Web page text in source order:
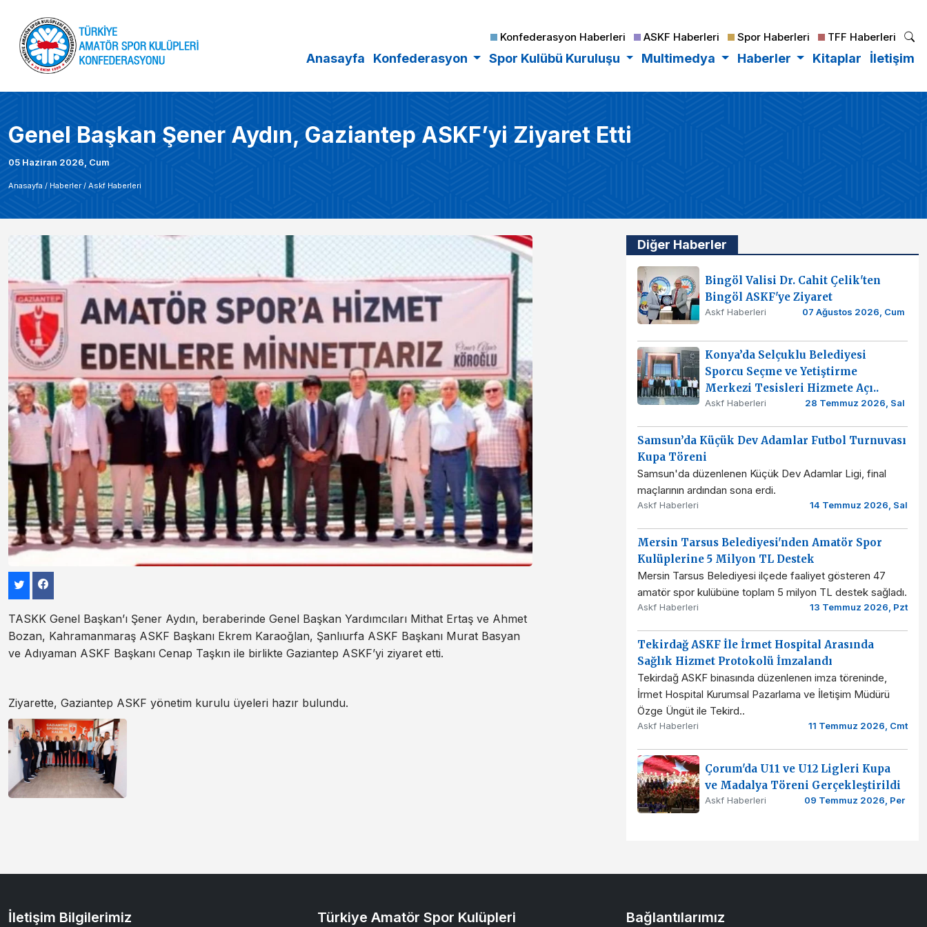
Konfederasyon Haberleri ASKF Haberleri Spor Haberleri TFF Haberleri
Anasayfa Konfederasyon Spor Kulübü Kuruluşu Multimedya Haberler Kitaplar İletişim
Genel Başkan Şener Aydın, Gaziantep ASKF’yi Ziyaret Etti
05 Haziran 2026, Cum
Anasayfa / Haberler/ Askf Haberleri
TASKK Genel Başkan’ı Şener Aydın, beraberinde Genel Başkan Yardımcıları Mithat Ertaş ve Ahmet
Bozan, Kahramanmaraş ASKF Başkanı Ekrem Karaoğlan, Şanlıurfa ASKF Başkanı Murat Basyan
ve Adıyaman ASKF Başkanı Cenap Taşkın ile birlikte Gaziantep ASKF’yi ziyaret etti.
Ziyarette, Gaziantep ASKF yönetim kurulu üyeleri hazır bulundu.
Diğer Haberler
Bingöl Valisi Dr. Cahit Çelik'ten
Bingöl ASKF'ye Ziyaret
Askf Haberleri 07 Ağustos 2026, Cum
Konya’da Selçuklu Belediyesi
Sporcu Seçme ve Yetiştirme
Merkezi Tesisleri Hizmete Açı..
Askf Haberleri 28 Temmuz 2026, Sal
Samsun’da Küçük Dev Adamlar Futbol Turnuvası
Kupa Töreni
Samsun'da düzenlenen Küçük Dev Adamlar Ligi, final
maçlarının ardından sona erdi.
Askf Haberleri 14 Temmuz 2026, Sal
Mersin Tarsus Belediyesi'nden Amatör Spor
Kulüplerine 5 Milyon TL Destek
Mersin Tarsus Belediyesi ilçede faaliyet gösteren 47
amatör spor kulübüne toplam 5 milyon TL destek sağladı.
Askf Haberleri 13 Temmuz 2026, Pzt
Tekirdağ ASKF İle İrmet Hospital Arasında
Sağlık Hizmet Protokolü İmzalandı
Tekirdağ ASKF binasında düzenlenen imza töreninde,
İrmet Hospital Kurumsal Pazarlama ve İletişim Müdürü
Özge Üngüt ile Tekird..
Askf Haberleri 11 Temmuz 2026, Cmt
Çorum'da U11 ve U12 Ligleri Kupa
ve Madalya Töreni Gerçekleştirildi
Askf Haberleri 09 Temmuz 2026, Per
İletişim Bilgilerimiz Türkiye Amatör Spor Kulüpleri Bağlantılarımız